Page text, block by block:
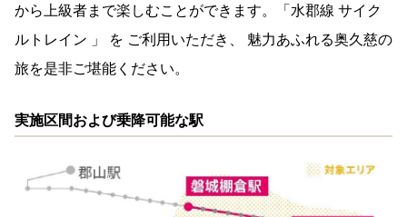
から上級者まで楽しむことができます。「水郡線 サイク
ルトレイン 」 を ご利用いただき、 魅力あふれる奥久慈の
旅を是非ご堪能ください。
実施区間および乗降可能な駅